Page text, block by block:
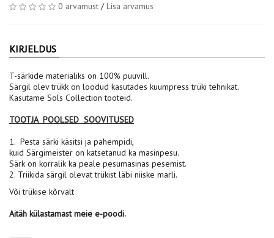
0 arvamust /Lisa arvamus
KIRJELDUS
T-särkide materialiks on 100% puuvill.
Särgil olev trükk on loodud kasutades kuumpress trüki tehnikat.
Kasutame Sols Collection tooteid.
TOOTJA POOLSED SOOVITUSED
1. Pesta särki käsitsi ja pahempidi,
kuid Särgimeister on katsetanud ka masinpesu.
Särk on korralik ka peale pesumasinas pesemist.
2. Triikida särgil olevat trükist läbi niiske marli.
Või trükise kõrvalt
Aitäh külastamast meie e-poodi.